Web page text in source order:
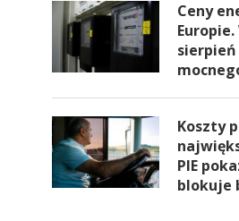
Ceny
Europie.
sierpień
Koszty
PIE
blokuje